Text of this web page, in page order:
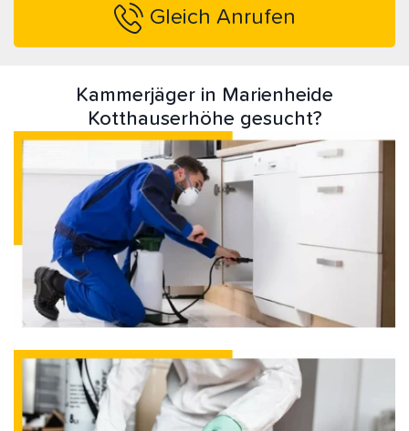
Gleich Anrufen
Kammerjäger in Marienheide
Kotthauserhöhe gesucht?